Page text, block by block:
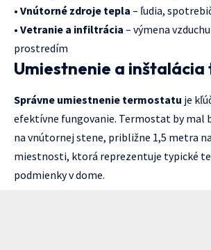
• Vnútorné zdroje tepla – ľudia,
• Vetranie a infiltrácia – výmena
prostredím
Umiestnenie a
Správne umiestnenie termostatu je
efektívne fungovanie. Termostat by mal
na vnútornej stene, približne 1,5 metra
miestnosti, ktorá reprezentuje typické
podmienky v dome.